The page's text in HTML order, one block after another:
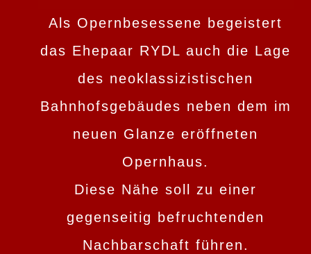
Als Opernbesessene begeistert
das Ehepaar RYDL auch die Lage
des neoklassizistischen
Bahnhofsgebäudes neben dem im
neuen Glanze eröffneten
Opernhaus.
Diese Nähe soll zu einer
gegenseitig befruchtenden
Nachbarschaft führen.